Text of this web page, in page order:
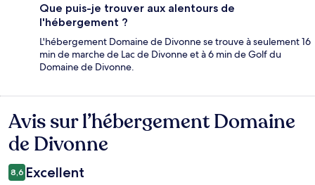
Que puis-je trouver aux alentours de
l'hébergement ?
L'hébergement Domaine de Divonne se trouve à seulement 16
min de marche de Lac de Divonne et à 6 min de Golf du
Domaine de Divonne.
Avis
Avis sur l’hébergement Domaine
de Divonne
8,6 Excellent